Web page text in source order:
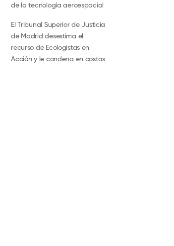
de la tecnología aeroespacial
El Tribunal Superior de Justicia
de Madrid desestima el
recurso de Ecologistas en
Acción y le condena en costas